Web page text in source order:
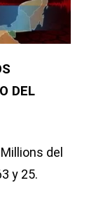
DEL
del
y 25.